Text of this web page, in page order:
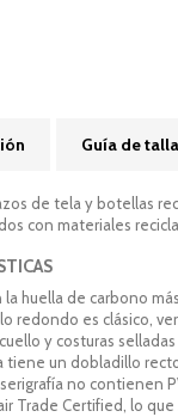
Guía de
de tela y botellas
con materiales
la huella de carbono
redondo es clásico,
y costuras
tiene un dobladillo
no contienen
Trade Certified, lo